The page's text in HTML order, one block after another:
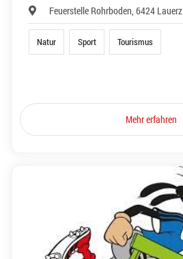
Feuerstelle Rohrboden, 6424 Lauerz
Natur Sport Tourismus
Mehr erfahren